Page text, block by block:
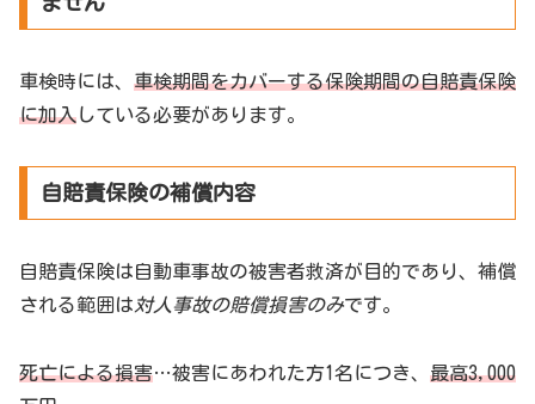
車検時には、 車検期間をカバーする保険期間の自賠責保険
に加入している必要があります。
自賠責保険の補償内容
自賠責保険は自動車事故の被害者救済が目的であり、補償
される範囲は対人事故の賠償損害のみです。
死亡による損害…被害にあわれた方1名につき、 最高3,000